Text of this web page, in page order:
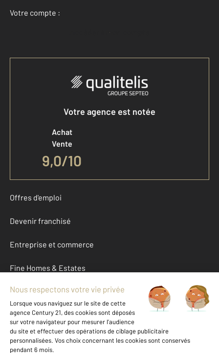
Votre compte :
Accéder à mon compte
Votre agence est notée
Achat
Vente
9,0/10
Offres d'emploi
Devenir franchisé
Entreprise et commerce
Fine Homes & Estates
À propos
International
Nous contacter